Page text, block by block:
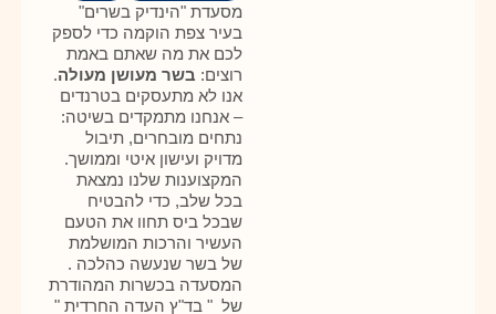
מסעדת "הינדיק בשרים"
בעיר צפת הוקמה כדי לספק
לכם את מה שאתם באמת
רוצים: בשר מעושן מעולה.
אנו לא מתעסקים בטרנדים
– אנחנו מתמקדים בשיטה:
נתחים מובחרים, תיבול
מדויק ועישון איטי וממושך.
המקצוענות שלנו נמצאת
בכל שלב, כדי להבטיח
שבכל ביס תחוו את הטעם
העשיר והרכות המושלמת
של בשר שנעשה כהלכה .
המסעדה בכשרות המהודרת
של " בד"ץ העדה החרדית "